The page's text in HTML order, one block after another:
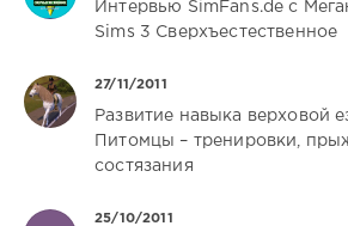
Интервью SimFans.de с
Sims 3 Сверхъестественное
27/11/2011
Развитие навыка верховой
Питомцы – тренировки,
состязания
25/10/2011